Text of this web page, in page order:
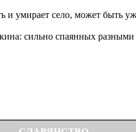
и умирает село, может быть
сильно спаянных